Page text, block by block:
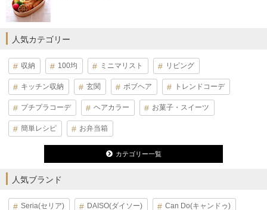
人気カテゴリー
収納 100均 ミニマリスト リビング
キッチン収納 玄関 ボブヘア トレンドコーデ
プチプラコーデ ヘアカラー お菓子・スイーツ
簡単レシピ お弁当箱
カテゴリー一覧
人気ブランド
Seria(セリア) DAISO(ダイソー) Can Do(キャンドゥ)